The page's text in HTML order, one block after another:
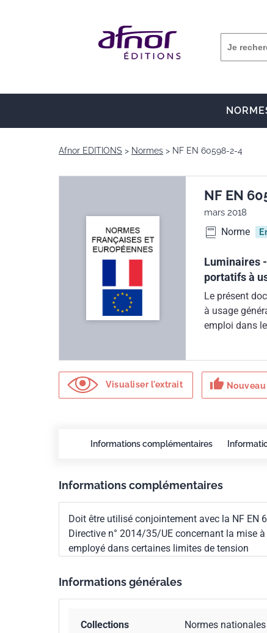
Afnor EDITIONS Normes NF EN 60598-2-4
NF EN
mars 2018
Norme
Luminaires
portatifs à
Le présent
à usage
emploi dans
avec des
document doit
présent
2014/35/UE
certaines
Visualiser l'extrait thumb_up
Informations complémentaires
Informations complémentaires
Doit être utilisé conjointement avec la NF EN
Directive n° 2014/35/UE concernant la mise
employé dans certaines limites de tension
Informations générales
Collections Normes